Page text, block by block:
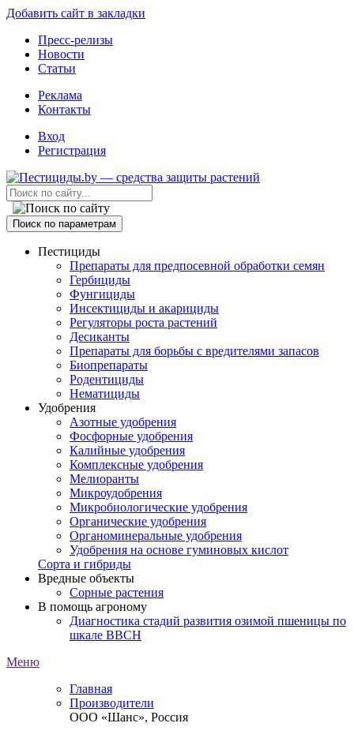
Добавить сайт в закладки
Пресс-релизы
Новости
Статьи
Реклама
Контакты
Вход
Регистрация
Поиск по параметрам
Пестициды
Препараты для предпосевной обработки семян
Гербициды
Фунгициды
Инсектициды и акарициды
Регуляторы роста растений
Десиканты
Препараты для борьбы с вредителями запасов
Биопрепараты
Родентициды
Нематициды
Удобрения
Азотные удобрения
Фосфорные удобрения
Калийные удобрения
Комплексные удобрения
Мелиоранты
Микроудобрения
Микробиологические удобрения
Органические удобрения
Органоминеральные удобрения
Удобрения на основе гуминовых кислот
Сорта и гибриды
Вредные объекты
Сорные растения
В помощь агроному
Диагностика стадий развития озимой пшеницы по
шкале ВВСН
Меню
Главная
Производители
ООО «Шанс», Россия